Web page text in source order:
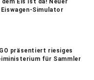
Eis ist da! Neuer
Simulator
präsentiert riesiges
für Sammler